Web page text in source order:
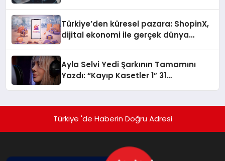
Türkiye’den küresel pazara: ShopinX,
dijital ekonomi ile gerçek dünya
Ayla Selvi Yedi Şarkının Tamamını
Yazdı: “Kayıp Kasetler 1” 31
Türkiye 'de Haberin Doğru Adresi